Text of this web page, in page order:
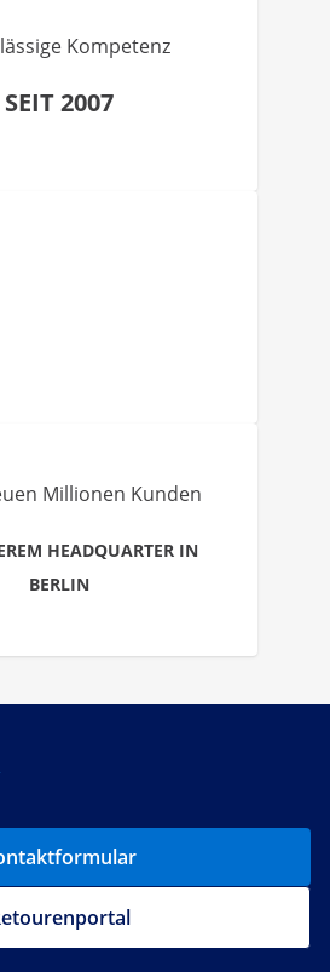
Kompetenz
SEIT 2007
Millionen Kunden
HEADQUARTER IN
BERLIN